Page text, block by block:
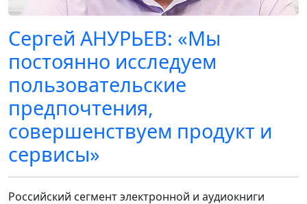
Сергей АНУРЬЕВ: «Мы
постоянно исследуем
пользовательские
предпочтения,
совершенствуем продукт и
сервисы»
Российский сегмент электронной и аудиокниги